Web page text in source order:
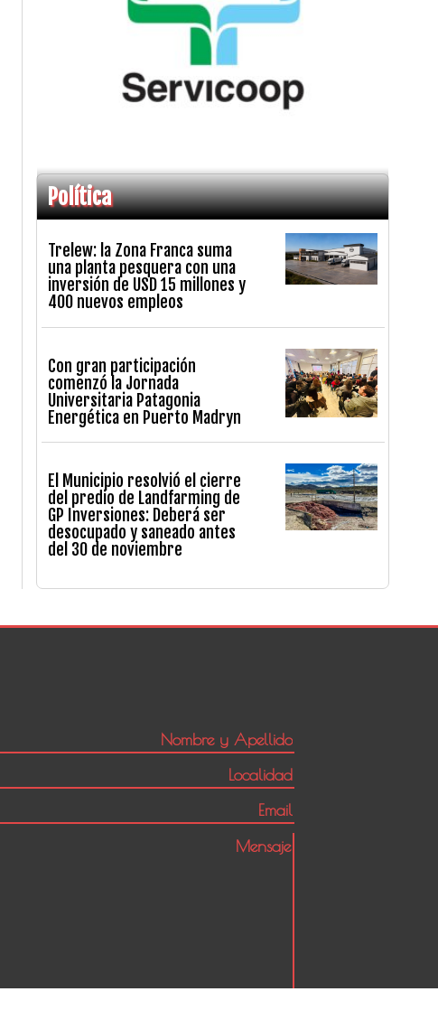
Política
Trelew: la Zona Franca suma
una planta pesquera con una
inversión de USD 15 millones y
400 nuevos empleos
Con gran participación
comenzó la Jornada
Universitaria Patagonia
Energética en Puerto Madryn
El Municipio resolvió el cierre
del predio de Landfarming de
GP Inversiones: Deberá ser
desocupado y saneado antes
del 30 de noviembre